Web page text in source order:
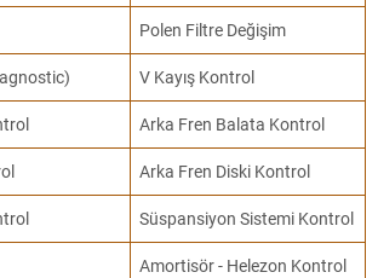
Polen Filtre Değişim
V Kayış Kontrol
Arka Fren Balata Kontrol
Arka Fren Diski Kontrol
Süspansiyon Sistemi Kontrol
Amortisör - Helezon Kontrol